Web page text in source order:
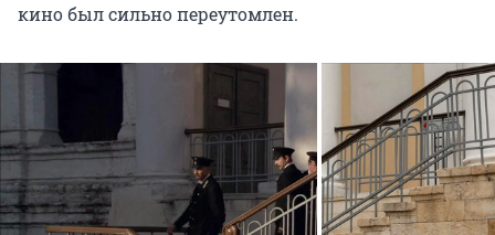
кино был сильно переутомлен.